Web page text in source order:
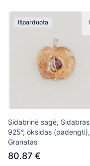
Išparduota
Sidabrinė sagė, Sidabras
925°, oksidas (padengti),
Granatas
80.87 €